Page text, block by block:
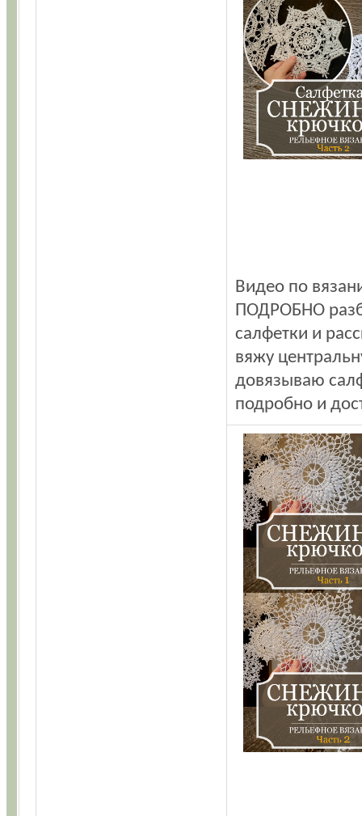
Видео по
ПОДРОБНО
салфетки и
вяжу
довязываю
подробно и